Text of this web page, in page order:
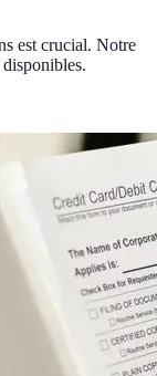
est crucial. Notre